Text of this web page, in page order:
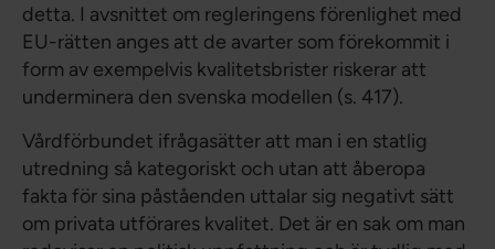
detta. I avsnittet om regleringens förenlighet med
EU-rätten anges att de avarter som förekommit i
form av exempelvis kvalitetsbrister riskerar att
underminera den svenska modellen (s. 417).
Vårdförbundet ifrågasätter att man i en statlig
utredning så kategoriskt och utan att åberopa
fakta för sina påståenden uttalar sig negativt sätt
om privata utförares kvalitet. Det är en sak om man